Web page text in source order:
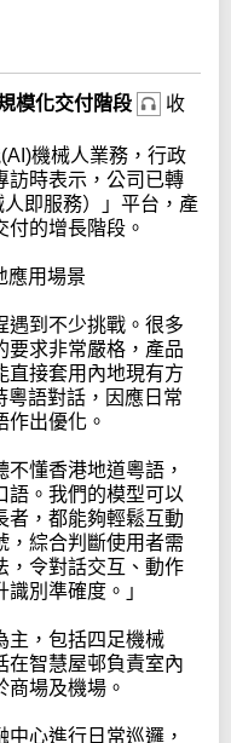
模化交付階段
收
機械人業務，行政
訪時表示，公司已轉
即服務）」平台，產
的增長階段。
用場景
遇到不少挑戰。很多
要求非常嚴格，產品
直接套用內地現有方
粵語對話，因應日常
作出優化。
懂香港地道粵語，
語。我們的模型可以
者，都能夠輕鬆互動
，綜合判斷使用者需
，令對話交互、動作
別準確度。」
主，包括四足機械
在智慧屋邨負責室內
場及機場。
心進行日常巡邏，